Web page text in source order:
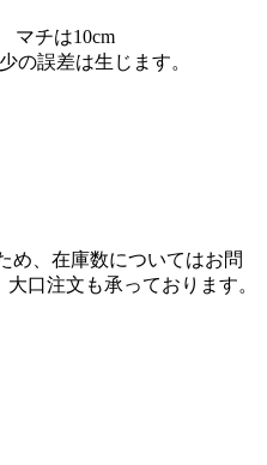
チは10cm
の誤差は生じます。
め、在庫数についてはお問
口注文も承っております。